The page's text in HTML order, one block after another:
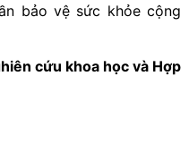
bảo vệ sức khỏe cộng
cứu khoa học và Hợp